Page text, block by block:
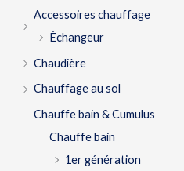
Accessoires chauffage
Échangeur
Chaudière
Chauffage au sol
Chauffe bain & Cumulus
Chauffe bain
1er génération